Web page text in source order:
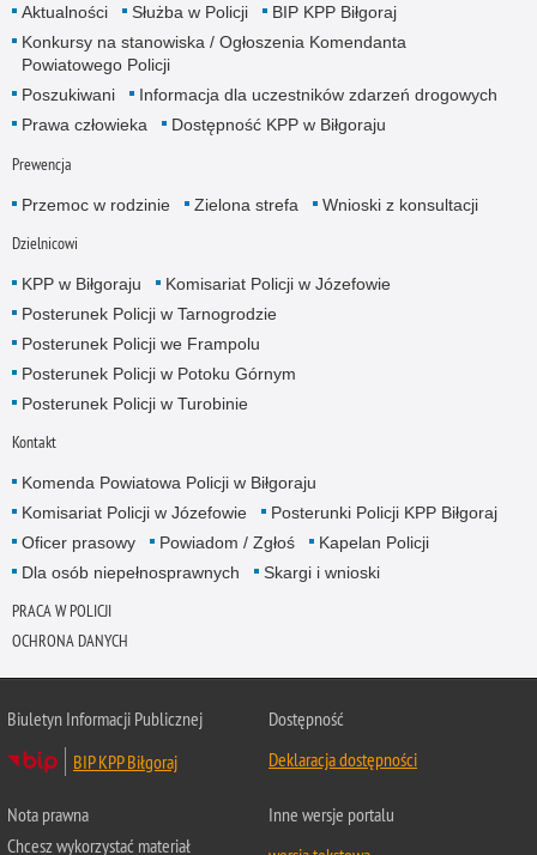
Aktualności Służba w Policji
BIP KPP Biłgoraj
Konkursy na stanowiska / Ogłoszenia Komendanta
Powiatowego Policji
Poszukiwani
Informacja dla uczestników zdarzeń drogowych
Prawa człowieka
Dostępność KPP w Biłgoraju
Prewencja
Przemoc w rodzinie Zielona strefa Wnioski z konsultacji
Dzielnicowi
KPP w Biłgoraju
Komisariat Policji w Józefowie
Posterunek Policji w Tarnogrodzie
Posterunek Policji we Frampolu
Posterunek Policji w Potoku Górnym
Posterunek Policji w Turobinie
Kontakt
Komenda Powiatowa Policji w Biłgoraju
Komisariat Policji w Józefowie
Posterunki Policji KPP Biłgoraj
Oficer prasowy
Powiadom / Zgłoś
Kapelan Policji
Dla osób niepełnosprawnych
Skargi i wnioski
PRACA W POLICJI
OCHRONA DANYCH
Biuletyn Informacji Publicznej
BIP KPP Biłgoraj
Dostępność
Deklaracja dostępności
Nota prawna
Chcesz wykorzystać materiał
Inne wersje portalu